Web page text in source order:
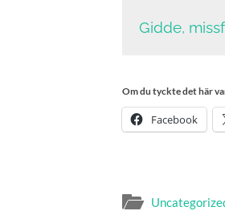
Gidde,
Om du tyckte det här
Facebook